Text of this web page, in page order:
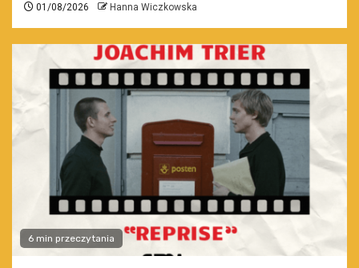
01/08/2026 Hanna Wiczkowska
6 min przeczytania